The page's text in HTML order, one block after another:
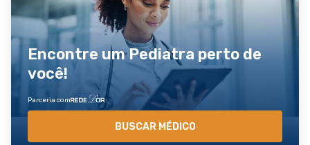
Encontre um Pediatra perto de
você!
Parceria com
BUSCAR MÉDICO